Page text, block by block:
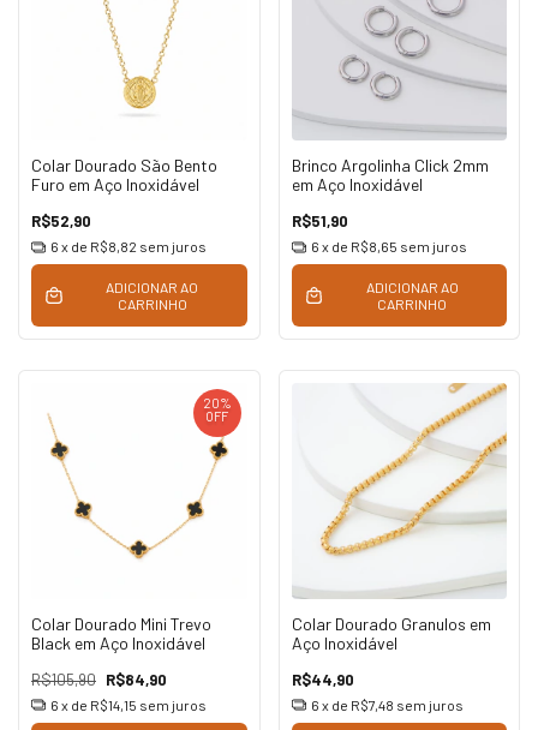
Colar Dourado São Bento
Furo em Aço Inoxidável
R$52,90
6 x de R$8,82 sem juros
ADICIONAR AO
CARRINHO
Brinco Argolinha Click 2mm
em Aço Inoxidável
R$51,90
6 x de R$8,65 sem juros
ADICIONAR AO
CARRINHO
20%
OFF
Colar Dourado Mini Trevo
Black em Aço Inoxidável
R$105,90 R$84,90
6 x de R$14,15 sem juros
Colar Dourado Granulos em
Aço Inoxidável
R$44,90
6 x de R$7,48 sem juros